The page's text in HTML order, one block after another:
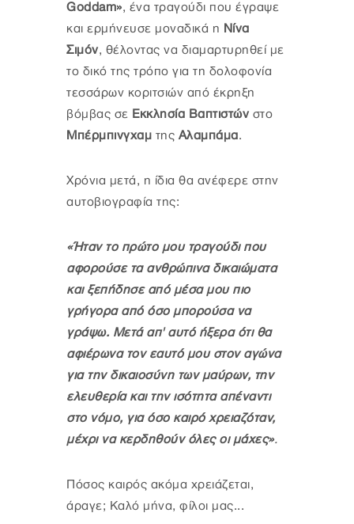
Goddam», ένα τραγούδι που έγραψε
και ερμήνευσε μοναδικά η Νίνα
Σιμόν, θέλοντας να διαμαρτυρηθεί με
το δικό της τρόπο για τη δολοφονία
τεσσάρων κοριτσιών από έκρηξη
βόμβας σε Εκκλησία Βαπτιστών στο
Μπέρμπινγχαμ της Αλαμπάμα.
Χρόνια μετά, η ίδια θα ανέφερε στην
αυτοβιογραφία της:
«Ήταν το πρώτο μου τραγούδι που
αφορούσε τα ανθρώπινα δικαιώματα
και ξεπήδησε από μέσα μου πιο
γρήγορα από όσο μπορούσα να
γράψω. Μετά απ' αυτό ήξερα ότι θα
αφιέρωνα τον εαυτό μου στον αγώνα
για την δικαιοσύνη των μαύρων, την
ελευθερία και την ισότητα απέναντι
στο νόμο, για όσο καιρό χρειαζόταν,
μέχρι να κερδηθούν όλες οι μάχες».
Πόσος καιρός ακόμα χρειάζεται,
άραγε; Καλό μήνα, φίλοι μας...